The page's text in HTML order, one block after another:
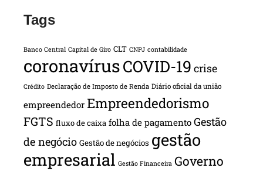
Tags
Banco Central Capital de Giro CLT CNPJ contabilidade
coronavírusCOVID-19 crise
Crédito Declaração de Imposto de Renda Diário oficial da união
empreendedor Empreendedorismo
FGTS fluxo de caixa folha de pagamento Gestão
de negócio Gestão de negócios gestão
empresarial Gestão Financeira Governo